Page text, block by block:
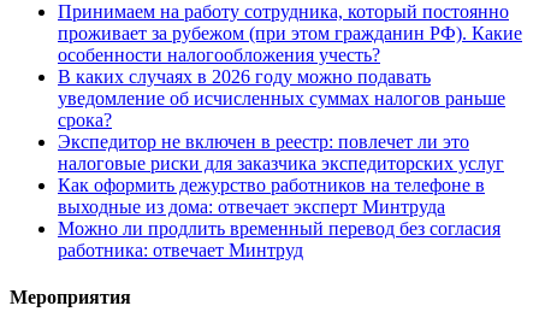
Принимаем на работу сотрудника, который постоянно
проживает за рубежом (при этом гражданин РФ). Какие
особенности налогообложения учесть?
В каких случаях в 2026 году можно подавать
уведомление об исчисленных суммах налогов раньше
срока?
Экспедитор не включен в реестр: повлечет ли это
налоговые риски для заказчика экспедиторских услуг
Как оформить дежурство работников на телефоне в
выходные из дома: отвечает эксперт Минтруда
Можно ли продлить временный перевод без согласия
работника: отвечает Минтруд
Мероприятия